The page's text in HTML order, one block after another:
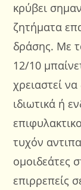
κρύβει
ζητήματα
δράσης. Με
12/10
χρειαστεί
ιδιωτικά ή
τυχόν
ομοιδεάτες
επιρρεπείς